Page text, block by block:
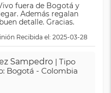
fuera de Bogotá y
Además regalan
detalle. Gracias.
Recibida el: 2025-03-28
Sampedro | Tipo
Bogotá - Colombia